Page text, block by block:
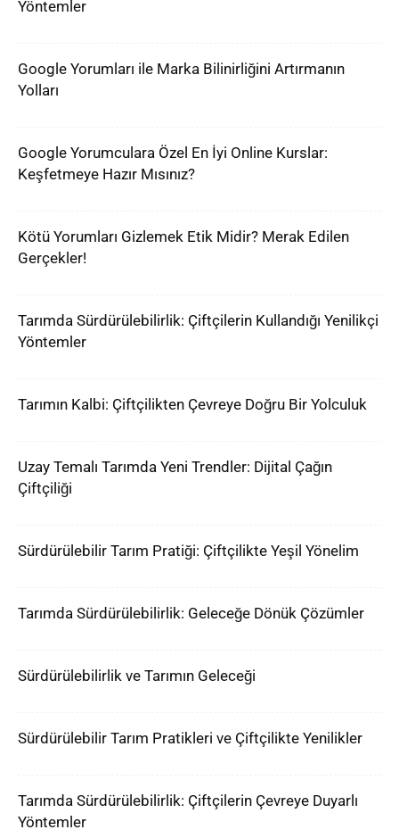
Yöntemler
Google Yorumları ile Marka Bilinirliğini Artırmanın
Yolları
Google Yorumculara Özel En İyi Online Kurslar:
Keşfetmeye Hazır Mısınız?
Kötü Yorumları Gizlemek Etik Midir? Merak Edilen
Gerçekler!
Tarımda Sürdürülebilirlik: Çiftçilerin Kullandığı Yenilikçi
Yöntemler
Tarımın Kalbi: Çiftçilikten Çevreye Doğru Bir Yolculuk
Uzay Temalı Tarımda Yeni Trendler: Dijital Çağın
Çiftçiliği
Sürdürülebilir Tarım Pratiği: Çiftçilikte Yeşil Yönelim
Tarımda Sürdürülebilirlik: Geleceğe Dönük Çözümler
Sürdürülebilirlik ve Tarımın Geleceği
Sürdürülebilir Tarım Pratikleri ve Çiftçilikte Yenilikler
Tarımda Sürdürülebilirlik: Çiftçilerin Çevreye Duyarlı
Yöntemler